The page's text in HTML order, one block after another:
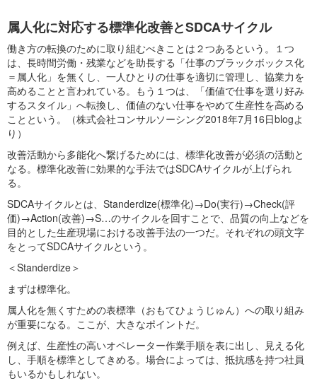
属人化に対応する標準化改善とSDCAサイクル
働き方の転換のために取り組むべきことは２つあるという。１つ
は、長時間労働・残業などを助長する「仕事のブラックボックス化
＝属人化」を無くし、一人ひとりの仕事を適切に管理し、協業力を
高めることと言われている。もう１つは、「価値で仕事を選り好み
するスタイル」へ転換し、価値のない仕事をやめて生産性を高める
ことという。（株式会社コンサルソーシング2018年7月16日blogよ
り）
改善活動から多能化へ繋げるためには、標準化改善が必須の活動と
なる。標準化改善に効果的な手法ではSDCAサイクルが上げられ
る。
SDCAサイクルとは、Standerdize(標準化)→Do(実行)→Check(評
価)→Action(改善)→S…のサイクルを回すことで、品質の向上などを
目的とした生産現場における改善手法の一つだ。それぞれの頭文字
をとってSDCAサイクルという。
＜Standerdize＞
まずは標準化。
属人化を無くすための表標準（おもてひょうじゅん）への取り組み
が重要になる。ここが、大きなポイントだ。
例えば、生産性の高いオペレーター作業手順を表に出し、見える化
し、手順を標準としてきめる。場合によっては、抵抗感を持つ社員
もいるかもしれない。